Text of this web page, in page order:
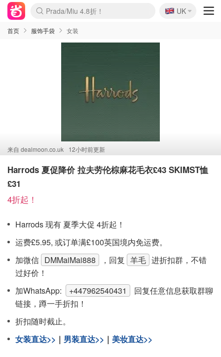
麦卢卡蜂蜜夏促！个位数！
Prada/Miu 4.8折！
啥？必胜客披萨5折！
🇬🇧
UK
首页 服饰手袋 女装
来自 dealmoon.co.uk 12小时前更新
Harrods 夏促降价 拉夫劳伦棕麻花毛衣£43 SKIMST恤
£31
4折起！
Harrods 现有 夏季大促 4折起！
运费£5.95, 或订单满£100英国境内免运费。
加微信 DMMaiMai888 ，回复 羊毛 进折扣群，不错
过好价！
加WhatsApp:
+447962540431
回复任意信息获取群聊
链接，蹲一手折扣！
折扣随时截止。
女装直达>> ｜ 男装直达>> ｜ 美妆直达>>